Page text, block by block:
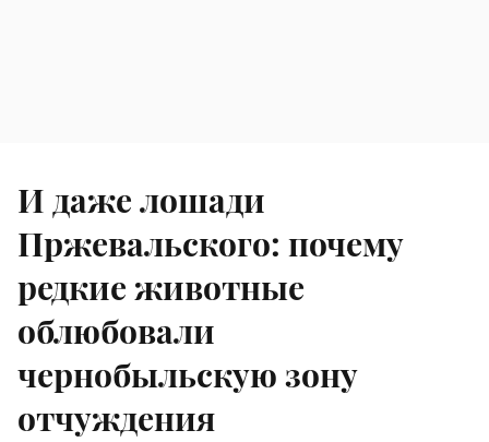
И даже лошади
Пржевальского: почему
редкие животные
облюбовали
чернобыльскую зону
отчуждения